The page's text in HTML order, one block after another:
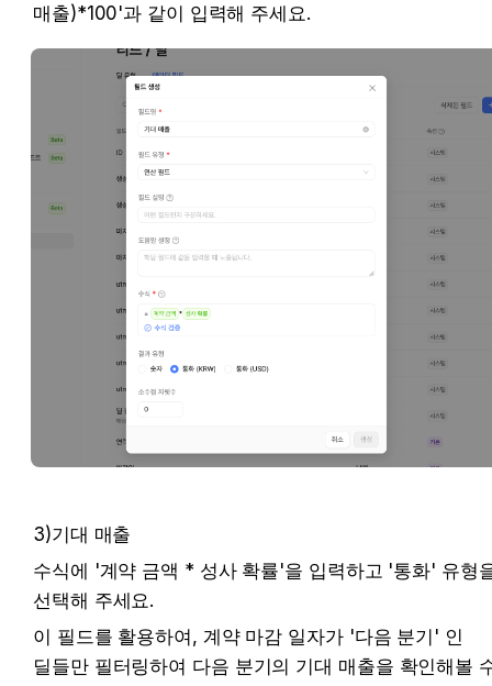
매출)*100'과 같이 입력해 주세요.
3)기대 매출
수식에 '계약 금액 * 성사 확률'을 입력하고 '통화' 유형
선택해 주세요.
이 필드를 활용하여, 계약 마감 일자가 '다음 분기' 인
딜들만 필터링하여 다음 분기의 기대 매출을 확인해볼